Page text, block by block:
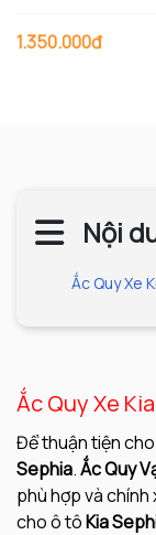
1.350.000đ
Nội
Ắc Quy Xe
Ắc Quy Xe
Để thuận tiện
Sephia.Ắc Quy
phù hợp và
cho ô tôKia